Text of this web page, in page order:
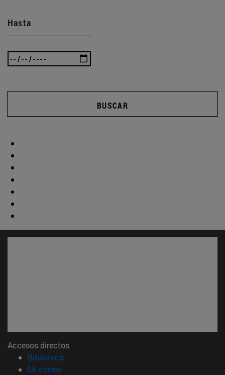
Hasta
BUSCAR
Accesos directos
Biblioteca
Mi correo(abre en nueva ventana)